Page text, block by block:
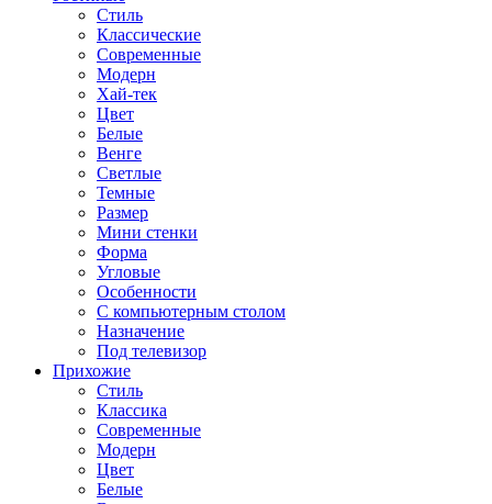
Стиль
Классические
Современные
Модерн
Хай-тек
Цвет
Белые
Венге
Светлые
Темные
Размер
Мини стенки
Форма
Угловые
Особенности
С компьютерным столом
Назначение
Под телевизор
Прихожие
Стиль
Классика
Современные
Модерн
Цвет
Белые